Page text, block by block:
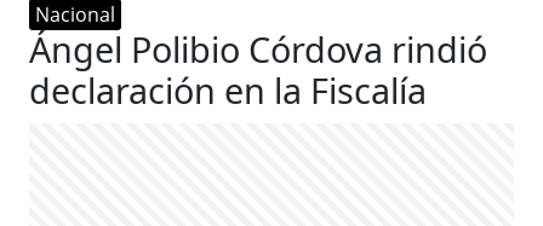
Nacional
Ángel Polibio Córdova rindió
declaración en la Fiscalía